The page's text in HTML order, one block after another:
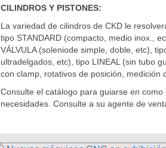
CILINDROS Y PISTONES:
La variedad de cilindros de CKD le
tipo STANDARD (compacto, medio inox.,
VÁLVULA (soleniode simple, doble, etc),
ultradelgados, etc), tipo LINEAL (sin tubo
con clamp, rotativos de posición, medición
Consulte el catálogo para guiarse en
necesidades. Consulte a su agente de